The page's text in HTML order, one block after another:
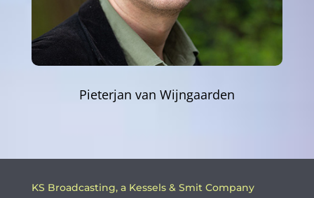
Pieterjan van Wijngaarden
KS Broadcasting, a Kessels & Smit Company